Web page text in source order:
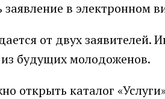
в электронном
от двух
будущих молодоженов.
открыть каталог